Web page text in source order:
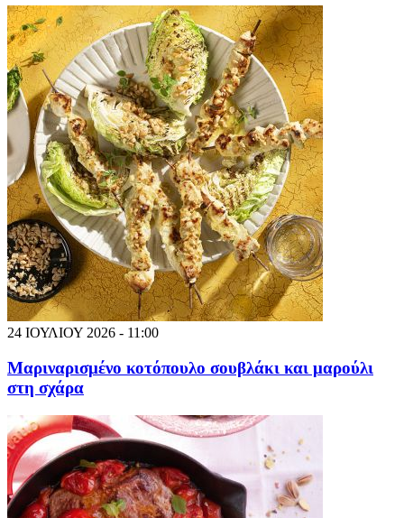
24 ΙΟΥΛΙΟΥ 2026 - 11:00
Μαριναρισμένο κοτόπουλο σουβλάκι και μαρούλι
στη σχάρα